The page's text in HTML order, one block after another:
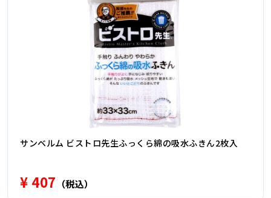
サンベルム ビストロ先生ふっくら綿の吸水ふきん2枚入
¥ 407 （税込）